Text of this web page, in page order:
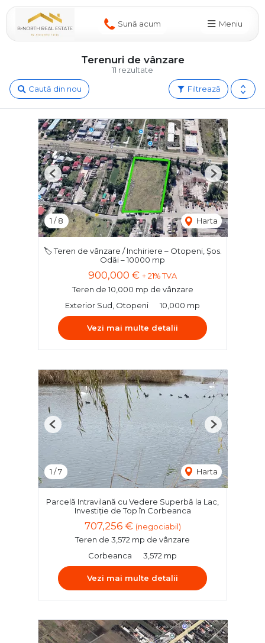
Sună acum Meniu
11 rezultate
Terenuri de vânzare
Filtrează
Caută din nou
1 /8 Harta
Previous Next
🏷️ Teren de vânzare / Inchiriere – Otopeni, Șos.
Odăi – 10000 mp
900,000 € + 21% TVA
Teren de 10,000 mp de vânzare
Exterior Sud, Otopeni
10,000 mp
Vezi mai multe detalii
1 /7 Harta
Previous Next
Parcelă Intravilană cu Vedere Superbă la Lac,
Investiție de Top în Corbeanca
707,256 € (negociabil)
Teren de 3,572 mp de vânzare
Corbeanca
3,572 mp
Vezi mai multe detalii